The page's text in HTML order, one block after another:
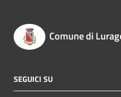
Comune di
SEGUICI SU